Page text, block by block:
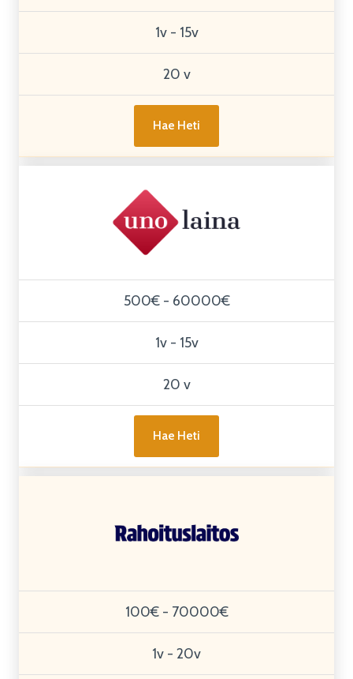
1v - 15v
20 v
Hae Heti
500€ - 60000€
1v - 15v
20 v
Hae Heti
100€ - 70000€
1v - 20v